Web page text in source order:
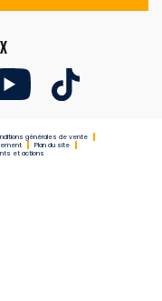
générales de vente
Plan du site
et actions